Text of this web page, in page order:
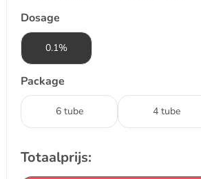
Dosage
0.1%
Package
6 tube 4 tube
Totaalprijs: